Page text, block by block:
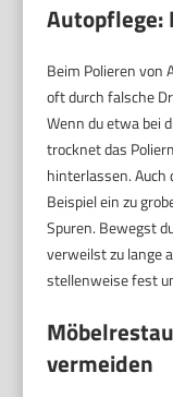
Autopflege:
Beim Polieren von
oft durch falsche
Wenn du etwa bei
trocknet das
hinterlassen. Auch
Beispiel ein zu
Spuren. Bewegst
verweilst zu lange
stellenweise fest
vermeiden